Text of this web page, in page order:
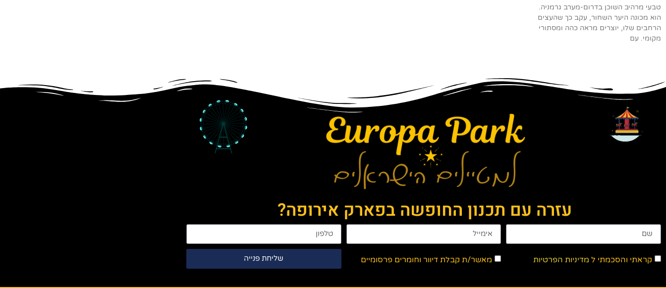
טבעי מרהיב השוכן בדרום-מערב גרמניה.
הוא מכונה היער השחור, עקב כך שהעצים
הרחבים שלו, יוצרים מראה כהה ומסתורי
מקומי. עם
עזרה עם תכנון החופשה בפארק אירופה?
קראתי והסכמתי ל מדיניות הפרטיות מאשר/ת קבלת דיוור וחומרים פרסומיים שליחת פנייה